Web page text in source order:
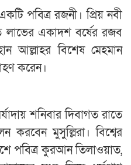
পবিত্র রজনী। প্রিয় নবী
লাভের একাদশ বর্ষের রজব
আল্লাহর বিশেষ মেহমান
করেন।
শনিবার দিবাগত রাতে
করবেন মুসুল্লিরা। বিশ্বের
পবিত্র কুরআন তিলাওয়াত,